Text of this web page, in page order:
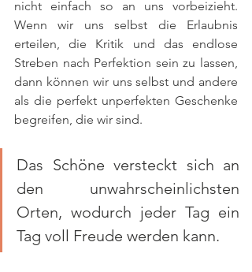
nicht einfach so an uns vorbeizieht.
Wenn wir uns selbst die Erlaubnis
erteilen, die Kritik und das endlose
Streben nach Perfektion sein zu lassen,
dann können wir uns selbst und andere
als die perfekt unperfekten Geschenke
begreifen, die wir sind.
Das Schöne versteckt sich an
den unwahrscheinlichsten
Orten, wodurch jeder Tag ein
Tag voll Freude werden kann.